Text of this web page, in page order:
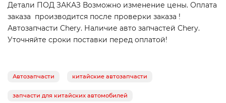
Детали ПОД ЗАКАЗ Возможно изменение цены. Оплата
заказа производится после проверки заказа !
Автозапчасти Chery. Наличие авто запчастей Chery.
Уточняйте сроки поставки перед оплатой!
Автозапчасти китайские автозапчасти
запчасти для китайских автомобилей